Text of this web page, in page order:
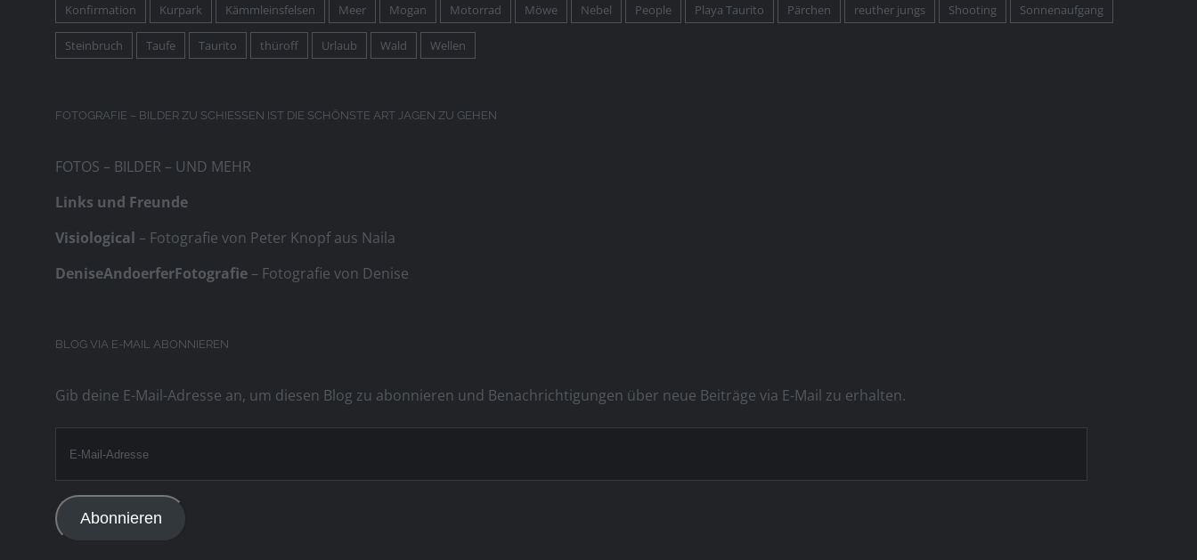
Konfirmation Kurpark Kämmleinsfelsen Meer Mogan Motorrad Möwe Nebel People Playa Taurito Pärchen reuther jungs Shooting Sonnenaufgang
Steinbruch Taufe Taurito thüroff Urlaub Wald Wellen
FOTOGRAFIE – BILDER ZU SCHIESSEN IST DIE SCHÖNSTE ART JAGEN ZU GEHEN
FOTOS – BILDER – UND MEHR
Links und Freunde
Visiological – Fotografie von Peter Knopf aus Naila
DeniseAndoerferFotografie – Fotografie von Denise
BLOG VIA E-MAIL ABONNIEREN
Gib deine E-Mail-Adresse an, um diesen Blog zu abonnieren und Benachrichtigungen über neue Beiträge via E-Mail zu erhalten.
Mail-
AdresseAbonnieren